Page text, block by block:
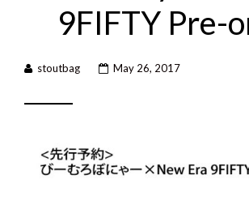
9FIFTY Pre-
stoutbag May 26, 2017